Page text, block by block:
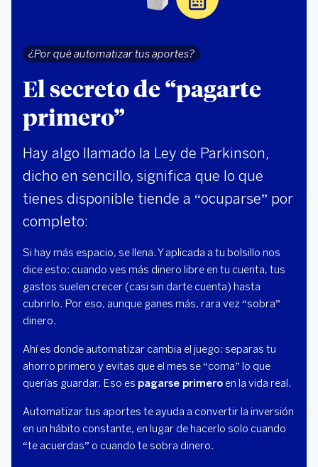
¿Por qué automatizar tus aportes?
El secreto de “pagarte
primero”
Hay algo llamado la Ley de Parkinson,
dicho en sencillo, significa que lo que
tienes disponible tiende a “ocuparse” por
completo:
Si hay más espacio, se llena. Y aplicada a tu bolsillo nos
dice esto: cuando ves más dinero libre en tu cuenta, tus
gastos suelen crecer (casi sin darte cuenta) hasta
cubrirlo. Por eso, aunque ganes más, rara vez “sobra”
dinero.
Ahí es donde automatizar cambia el juego: separas tu
ahorro primero y evitas que el mes se “coma” lo que
querías guardar. Eso es pagarse primero en la vida real.
Automatizar tus aportes te ayuda a convertir la inversión
en un hábito constante, en lugar de hacerlo solo cuando
“te acuerdas” o cuando te sobra dinero.